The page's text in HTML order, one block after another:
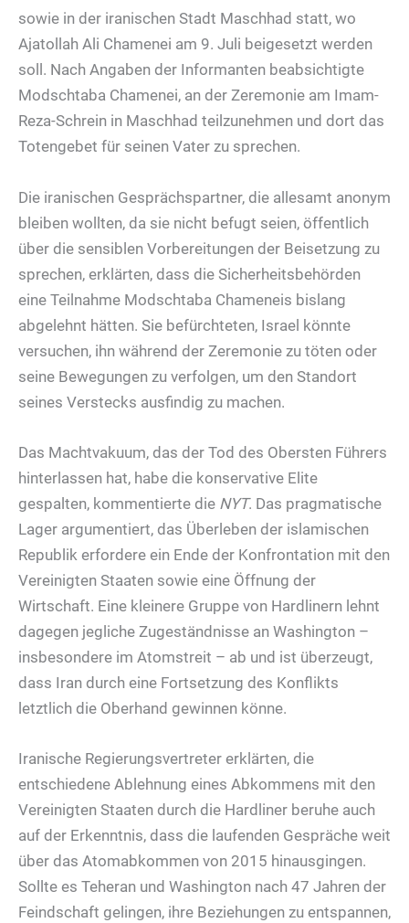
sowie in der iranischen Stadt Maschhad statt, wo
Ajatollah Ali Chamenei am 9. Juli beigesetzt werden
soll. Nach Angaben der Informanten beabsichtigte
Modschtaba Chamenei, an der Zeremonie am Imam-
Reza-Schrein in Maschhad teilzunehmen und dort das
Totengebet für seinen Vater zu sprechen.
Die iranischen Gesprächspartner, die allesamt anonym
bleiben wollten, da sie nicht befugt seien, öffentlich
über die sensiblen Vorbereitungen der Beisetzung zu
sprechen, erklärten, dass die Sicherheitsbehörden
eine Teilnahme Modschtaba Chameneis bislang
abgelehnt hätten. Sie befürchteten, Israel könnte
versuchen, ihn während der Zeremonie zu töten oder
seine Bewegungen zu verfolgen, um den Standort
seines Verstecks ausfindig zu machen.
Das Machtvakuum, das der Tod des Obersten Führers
hinterlassen hat, habe die konservative Elite
gespalten, kommentierte die NYT. Das pragmatische
Lager argumentiert, das Überleben der islamischen
Republik erfordere ein Ende der Konfrontation mit den
Vereinigten Staaten sowie eine Öffnung der
Wirtschaft. Eine kleinere Gruppe von Hardlinern lehnt
dagegen jegliche Zugeständnisse an Washington –
insbesondere im Atomstreit – ab und ist überzeugt,
dass Iran durch eine Fortsetzung des Konflikts
letztlich die Oberhand gewinnen könne.
Iranische Regierungsvertreter erklärten, die
entschiedene Ablehnung eines Abkommens mit den
Vereinigten Staaten durch die Hardliner beruhe auch
auf der Erkenntnis, dass die laufenden Gespräche weit
über das Atomabkommen von 2015 hinausgingen.
Sollte es Teheran und Washington nach 47 Jahren der
Feindschaft gelingen, ihre Beziehungen zu entspannen,